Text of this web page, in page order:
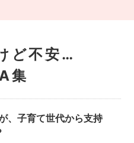
ど不安…
集
、子育て世代から支持